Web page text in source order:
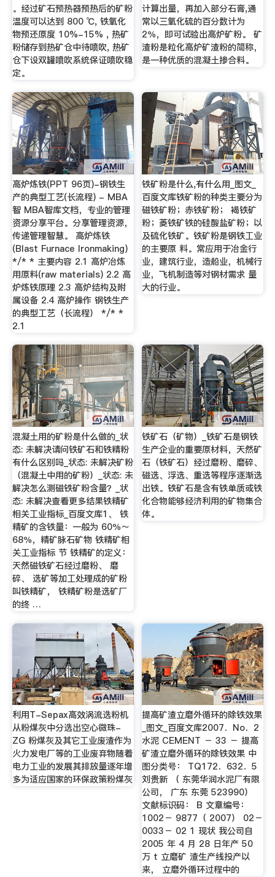
。经过矿石预热器预热后的矿粉
温度可以达到 800 ℃, 铁氧化
物预还原度 10%-15% , 热矿
粉储存到热矿仓中待喷吹, 热矿
仓下设双罐喷吹系统保证喷吹稳
定。
计算出量，再加入部分石膏,通
常以三氧化硫的百分数计为
2％，即可试验出高炉矿粉。 矿
渣粉是粒化高炉矿渣粉的简称，
是一种优质的混凝土掺合料。
高炉炼铁(PPT 96页)-钢铁生
产的典型工艺(长流程) - MBA
智 MBA智库文档，专业的管理
资源分享平台。分享管理资源，
传递管理智慧。 高炉炼铁
(Blast Furnace Ironmaking)
*/* * 主要内容 2.1 高炉冶炼
用原料(raw materials) 2.2 高
炉炼铁原理 2.3 高炉结构及附
属设备 2.4 高炉操作 钢铁生产
的典型工艺（长流程） */* *
2.1
铁矿粉是什么,有什么用_图文_
百度文库铁矿粉的种类主要分为
磁铁矿粉；赤铁矿粉； 褐铁矿
粉；菱铁矿铁的硅酸盐矿粉；以
及硫化铁矿。铁矿粉是钢铁工业
的主要原 料。常应用于冶金行
业，建筑行业，造船业，机械行
业，飞机制造等对钢材需求 量
大的行业。
混凝土用的矿粉是什么做的_状
态: 未解决请问铁矿石和铁精粉
有什么区别吗_状态: 未解决矿粉
（混凝土中用的矿粉）_状态: 未
解决怎么测磁铁矿粉含量？_状
态: 未解决查看更多结果铁精矿
相关工业指标_百度文库1、 铁
精矿的含铁量：一般为 60％～
68％，精矿脉石矿物 铁精矿相
关工业指标 节 铁精矿的定义：
天然磁铁矿石经过磨粉、 磨
碎、 选矿等加工处理成的矿粉
叫铁精矿， 铁精矿粉是选矿厂
的终 …
铁矿石（矿物）_铁矿石是钢铁
生产企业的重要原材料，天然矿
石（铁矿石）经过磨粉、磨碎、
磁选、浮选、重选等程序逐渐选
出铁。铁矿石是含有铁单质或铁
化合物能够经济利用的矿物集合
体。
利用T-Sepax高效涡流选粉机
从粉煤灰中分选出空心微珠-
ZG 粉煤灰及其它工业废渣作为
火力发电厂等的工业废弃物随着
电力工业的发展其排放量逐年增
多为适应国家的环保政策粉煤灰
提高矿渣立磨外循环的除铁效果
_图文_百度文库2007．No．2
水泥 CEMENT － 33 － 提高
矿渣立磨外循环的除铁效果 中
图分类号： TQ172．632．5
刘贵新 （ 东莞华润水泥厂有限
公司， 广东 东莞 523990）
文献标识码： B 文章编号：
1002－ 9877（ 2007） 02－
0033－ 02 1 现状 我公司自
2005 年 4 月 28 日年产 50
万 t 立磨矿 渣生产线投产以
来， 立磨外循环过程中的